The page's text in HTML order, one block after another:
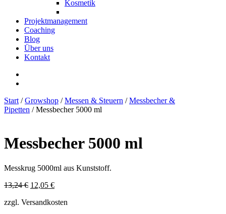
Kosmetik
Projektmanagement
Coaching
Blog
Über uns
Kontakt
Start /Growshop /Messen & Steuern /Messbecher &
Pipetten / Messbecher 5000 ml
Messbecher 5000 ml
Messkrug 5000ml aus Kunststoff.
13,24€ Ursprünglicher
war:
12,05 €Aktueller
ist:
zzgl. Versandkosten